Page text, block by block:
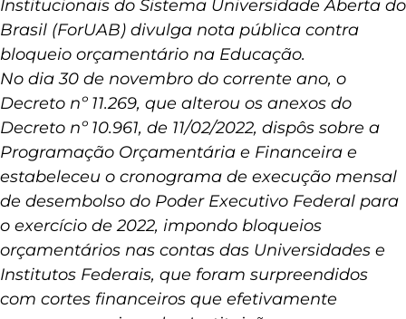
“O Fórum Nacional de Coordenadores
Institucionais do Sistema Universidade Aberta do
Brasil (ForUAB) divulga nota pública contra
bloqueio orçamentário na Educação.
No dia 30 de novembro do corrente ano, o
Decreto nº 11.269, que alterou os anexos do
Decreto nº 10.961, de 11/02/2022, dispôs sobre a
Programação Orçamentária e Financeira e
estabeleceu o cronograma de execução mensal
de desembolso do Poder Executivo Federal para
o exercício de 2022, impondo bloqueios
orçamentários nas contas das Universidades e
Institutos Federais, que foram surpreendidos